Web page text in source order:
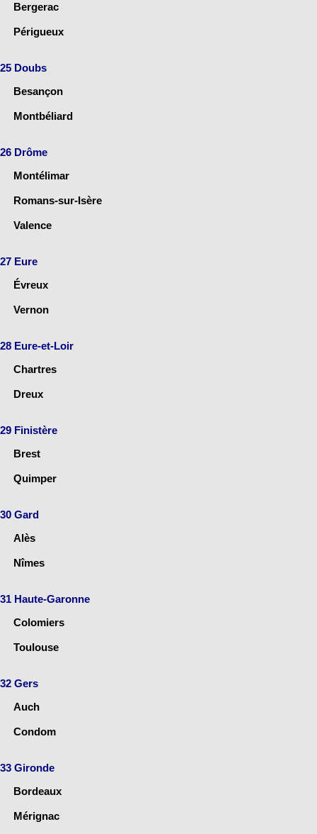
Bergerac
Périgueux
25 Doubs
Besançon
Montbéliard
26 Drôme
Montélimar
Romans-sur-Isère
Valence
27 Eure
Évreux
Vernon
28 Eure-et-Loir
Chartres
Dreux
29 Finistère
Brest
Quimper
30 Gard
Alès
Nîmes
31 Haute-Garonne
Colomiers
Toulouse
32 Gers
Auch
Condom
33 Gironde
Bordeaux
Mérignac